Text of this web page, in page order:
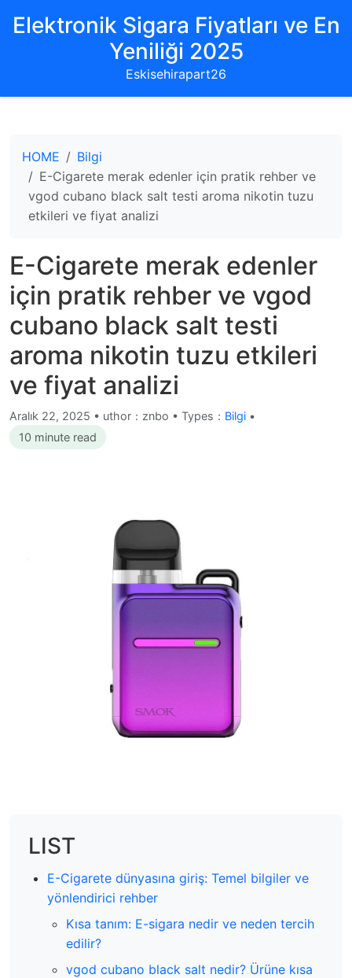
Elektronik Sigara Fiyatları ve En
Yeniliği 2025
Eskisehirapart26
HOME
Bilgi
E-Cigarete merak edenler için pratik rehber ve
vgod cubano black salt testi aroma nikotin tuzu
etkileri ve fiyat analizi
E-Cigarete merak edenler
için pratik rehber ve vgod
cubano black salt testi
aroma nikotin tuzu etkileri
ve fiyat analizi
Aralık 22, 2025 • uthor：znbo • Types： Bilgi •
10 minute read
LIST
E-Cigarete dünyasına giriş: Temel bilgiler ve
yönlendirici rehber
Kısa tanım: E-sigara nedir ve neden tercih
edilir?
vgod cubano black salt nedir? Ürüne kısa